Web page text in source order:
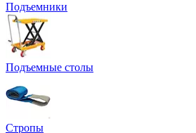
Подъемники
Подъемные столы
Стропы